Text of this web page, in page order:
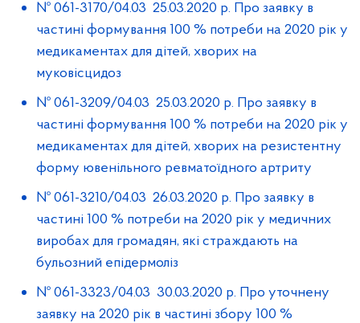
№ 061-3170/04.03 25.03.2020 р. Про заявку в
частині формування 100 % потреби на 2020 рік у
медикаментах для дітей, хворих на
муковісцидоз
№ 061-3209/04.03 25.03.2020 р. Про заявку в
частині формування 100 % потреби на 2020 рік у
медикаментах для дітей, хворих на резистентну
форму ювенільного ревматоїдного артриту
№ 061-3210/04.03 26.03.2020 р. Про заявку в
частині 100 % потреби на 2020 рік у медичних
виробах для громадян, які страждають на
бульозний епідермоліз
№ 061-3323/04.03 30.03.2020 р. Про уточнену
заявку на 2020 рік в частині збору 100 %